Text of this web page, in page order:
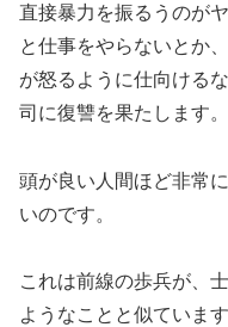
直接暴力を振るうのが
と仕事をやらないとか
が怒るように仕向ける
司に復讐を果たします。
頭が良い人間ほど非常
いのです。
これは前線の歩兵が、
ようなことと似ています